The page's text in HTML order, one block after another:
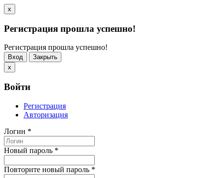
x
Регистрация прошла успешно!
Регистрация прошла успешно!
Вход
Закрыть
x
Войти
Регистрация
Авторизация
Логин *
Новый пароль *
Повторите новый пароль *